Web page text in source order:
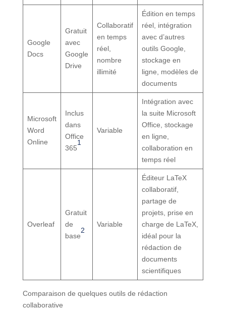
Google
Docs
Gratuit
avec
Google
Drive
Collaboratif
en temps
réel,
nombre
illimité
Édition en temps
réel, intégration
avec d’autres
outils Google,
stockage en
ligne, modèles de
documents
Microsoft
Word
Online
Inclus
dans
Office
365
1
Variable
Intégration avec
la suite Microsoft
Office, stockage
en ligne,
collaboration en
temps réel
Overleaf
Gratuit
de
base
2
Variable
Éditeur LaTeX
collaboratif,
partage de
projets, prise en
charge de LaTeX,
idéal pour la
rédaction de
documents
scientifiques
Comparaison de quelques outils de rédaction
collaborative